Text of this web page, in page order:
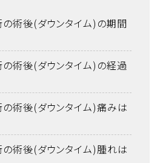
術後(ダウンタイム)の期間
術後(ダウンタイム)の経過
術後(ダウンタイム)痛みは
術後(ダウンタイム)腫れは